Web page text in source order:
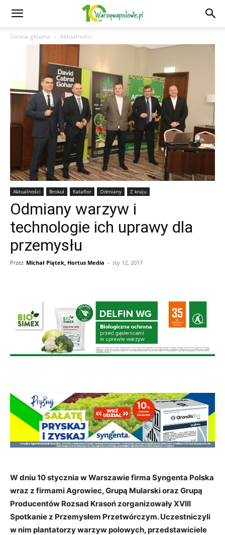
Strona główna Aktualności
Aktualności Brokuł Kalafior Odmiany Z kraju
Odmiany warzyw i
technologie ich uprawy dla
przemysłu
Przez Michał Piątek, Hortus Media - sty 12, 2017
W dniu 10 stycznia w Warszawie firma Syngenta Polska
wraz z firmami Agrowiec, Grupą Mularski oraz Grupą
Producentów Rozsad Krasoń zorganizowały XVIII
Spotkanie z Przemysłem Przetwórczym. Uczestniczyli
w nim plantatorzy warzyw polowych, przedstawiciele